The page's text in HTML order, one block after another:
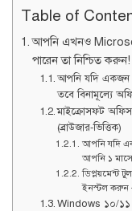
Table of
আপনি এখনও
পারেন তা নিশ্চিত করুন!
আপনি যদি একজন
তবে বিনামূল্যে
মাইক্রোসফট
(ব্রাউজার-ভিত্তিক)
আপনি যদি
আপনি ১
ডিপ্লয়মেন্ট
ইনস্টল করুন
Windows ১০/